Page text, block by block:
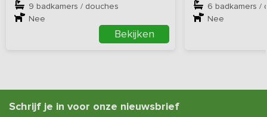
9 badkamers / douches
Nee
Bekijken
6 badkamers /
Nee
Schrijf je in voor onze nieuwsbrief